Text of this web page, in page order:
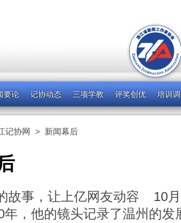
要论 记协动态 三项学教 评奖创优 培训
记协网 > 新闻幕后
故事，让上亿网友动容
10
年，他的镜头记录了温州的发